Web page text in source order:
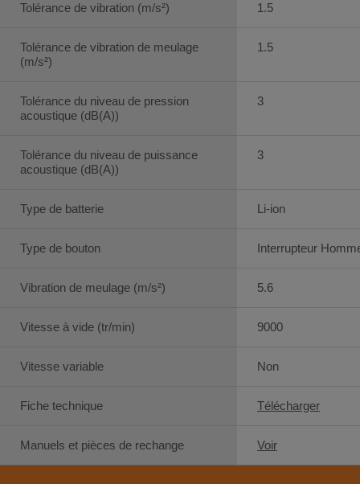
Tolérance de vibration (m/s²)
Tolérance de vibration de meulage
(m/s²)
Tolérance du niveau de pression
acoustique (dB(A))
Tolérance du niveau de puissance
acoustique (dB(A))
Type de batterie
Type de bouton
Vibration de meulage (m/s²)
Vitesse à vide (tr/min)
Vitesse variable
Fiche technique
Manuels et pièces de rechange
1.5
1.5
3
3
Li-ion
Interrupteur
5.6
9000
Non
Télécharger
Voir